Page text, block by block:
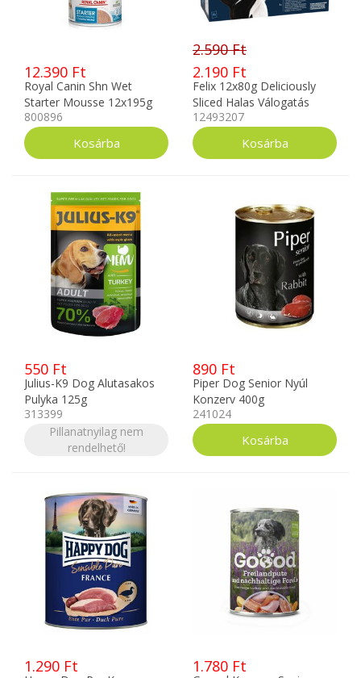
12.390 Ft
Royal Canin Shn Wet
Starter Mousse 12x195g
800896
2.590 Ft
2.190 Ft
Felix 12x80g Deliciously
Sliced Halas Válogatás
Aszpikban
12493207
550 Ft
Julius-K9 Dog Alutasakos
Pulyka 125g
313399
Pillanatnyilag nem
rendelhető!
890 Ft
Piper Dog Senior Nyúl
Konzerv 400g
241024
1.290 Ft 1.780 Ft